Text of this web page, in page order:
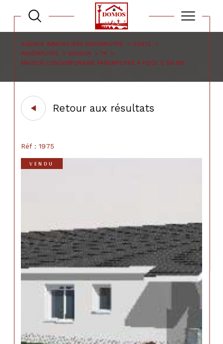
AGENCE IMMOBILIÈRE PAREMPUYRE
VENTE
PAREMPUYRE
MAISON
T4
MAISON CONTEMPORAINE PAREMPUYRE 4 PIECE S 86 M2
Retour aux résultats
Réf : 1975
VENDU